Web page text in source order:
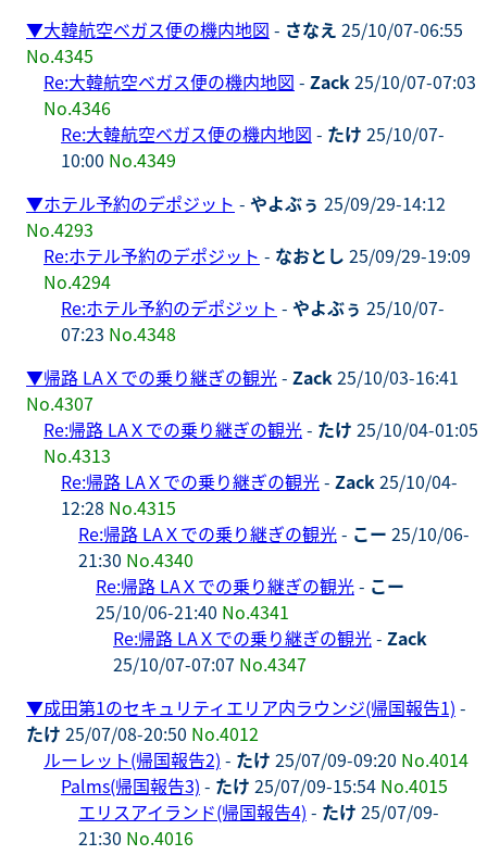
▼大韓航空ベガス便の機内地図 - さなえ 25/10/07-06:55
No.4345
Re:大韓航空ベガス便の機内地図 - Zack25/10/07-07:03
No.4346
Re:大韓航空ベガス便の機内地図 - たけ 25/10/07-
10:00 No.4349
▼ホテル予約のデポジット - やよぶぅ 25/09/29-14:12
No.4293
Re:ホテル予約のデポジット - なおとし 25/09/29-19:09
No.4294
Re:ホテル予約のデポジット - やよぶぅ 25/10/07-
07:23 No.4348
▼帰路 LAＸでの乗り継ぎの観光- Zack25/10/03-16:41
No.4307
Re:帰路 LAＸでの乗り継ぎの観光- たけ 25/10/04-01:05
No.4313
Re:帰路 LAＸでの乗り継ぎの観光- Zack25/10/04-
12:28 No.4315
Re:帰路 LAＸでの乗り継ぎの観光- こー 25/10/06-
21:30 No.4340
Re:帰路 LAＸでの乗り継ぎの観光- こー
25/10/06-21:40 No.4341
Re:帰路 LAＸでの乗り継ぎの観光- Zack
25/10/07-07:07 No.4347
▼成田第1のセキュリティエリア内ラウンジ(帰国報告1) -
たけ 25/07/08-20:50 No.4012
ルーレット(帰国報告2) - たけ 25/07/09-09:20 No.4014
Palms(帰国報告3) - たけ 25/07/09-15:54 No.4015
エリスアイランド(帰国報告4) - たけ 25/07/09-
21:30 No.4016